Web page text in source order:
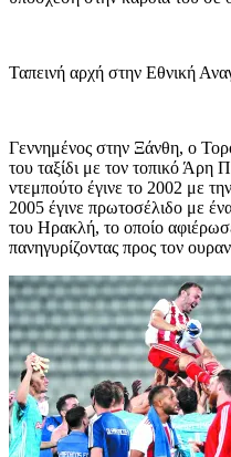
Ταπεινή αρχή στην Εθνική
Γεννημένος στην Ξάνθη, ο
του ταξίδι με τον τοπικό Άρη
ντεμπούτο έγινε το 2002 με
2005 έγινε πρωτοσέλιδο με
του Ηρακλή, το οποίο
πανηγυρίζοντας προς τον